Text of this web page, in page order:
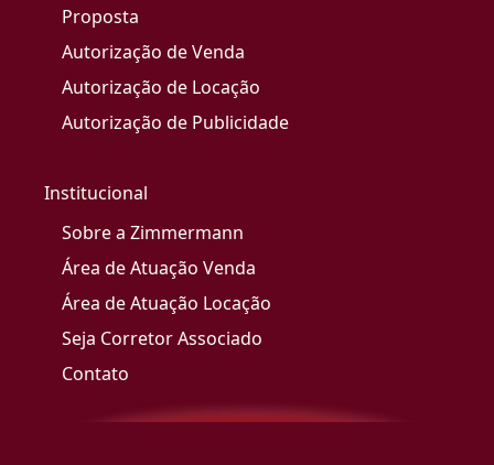
Proposta
Autorização de Venda
Autorização de Locação
Autorização de Publicidade
Institucional
Sobre a Zimmermann
Área de Atuação Venda
Área de Atuação Locação
Seja Corretor Associado
Contato